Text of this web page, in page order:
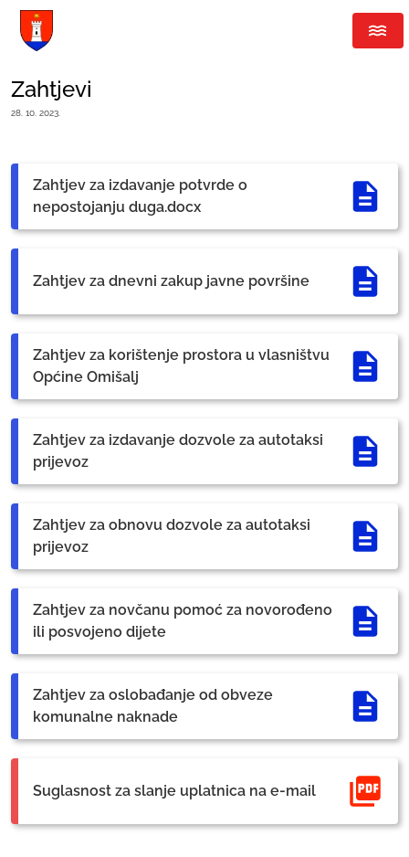
Zahtjevi
28. 10. 2023.
Zahtjev za izdavanje potvrde o
nepostojanju duga.docx
Zahtjev za dnevni zakup javne površine
Zahtjev za korištenje prostora u vlasništvu
Općine Omišalj
Zahtjev za izdavanje dozvole za autotaksi
prijevoz
Zahtjev za obnovu dozvole za autotaksi
prijevoz
Zahtjev za novčanu pomoć za novorođeno
ili posvojeno dijete
Zahtjev za oslobađanje od obveze
komunalne naknade
Suglasnost za slanje uplatnica na e-mail